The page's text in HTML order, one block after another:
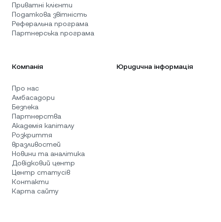
Приватні клієнти
Податкова звітність
Реферальна програма
Партнерська програма
Компанія
Про нас
Амбасадори
Безпека
Партнерства
Академія капіталу
Розкриття
вразливостей
Новини та аналітика
Довідковий центр
Центр статусів
Контакти
Карта сайту
Юридична інформація